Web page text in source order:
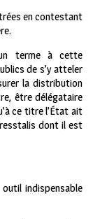
en contestant
terme à cette
de s’y atteler
la distribution
être délégataire
ce titre l’État ait
dont il est
indispensable